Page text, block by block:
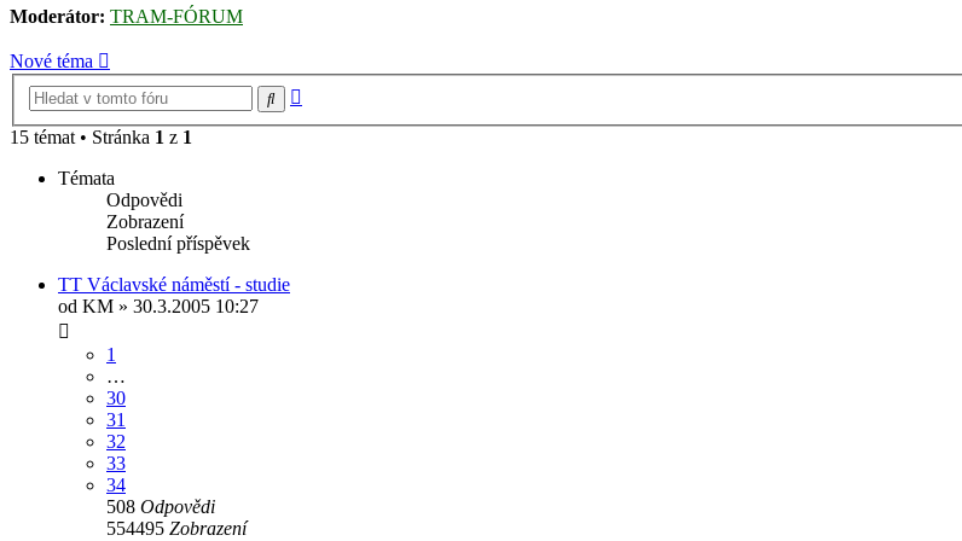
Moderátor: TRAM-FÓRUM
Nové téma
Hledat
15 témat • Stránka 1 z 1
Témata
Odpovědi
Zobrazení
Poslední příspěvek
TT Václavské náměstí - studie
od KM » 30.3.2005 10:27
1
…
30
31
32
33
34
508 Odpovědi
554495 Zobrazení